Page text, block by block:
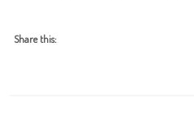
Share this: